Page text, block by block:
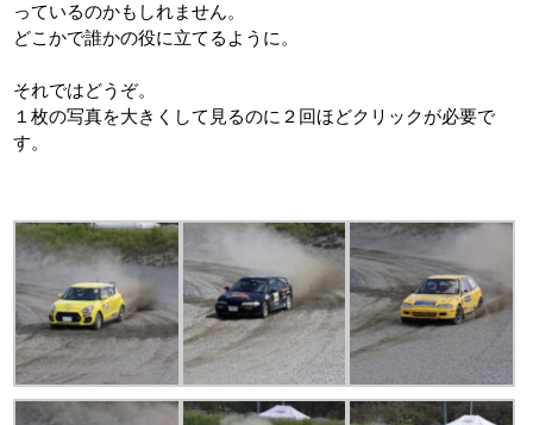
っているのかもしれません。
どこかで誰かの役に立てるように。
それではどうぞ。
１枚の写真を大きくして見るのに２回ほどクリックが必要で
す。